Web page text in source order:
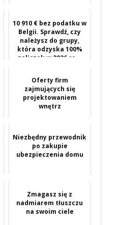
10 910 € bez podatku w
Belgii. Sprawdź, czy
należysz do grupy,
która odzyska 100%
zaliczek w 2026 ro...
Oferty firm
zajmujących się
projektowaniem
wnętrz
Niezbędny przewodnik
po zakupie
ubezpieczenia domu
Zmagasz się z
nadmiarem tłuszczu
na swoim ciele